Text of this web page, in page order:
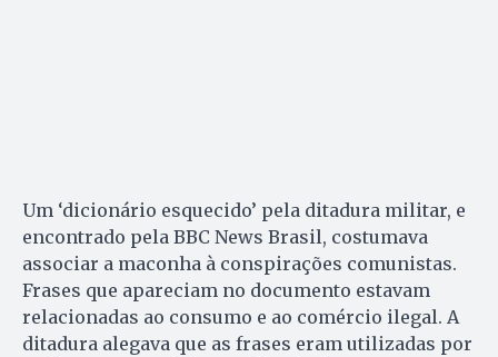
Um ‘dicionário esquecido’ pela ditadura militar, e
encontrado pela BBC News Brasil, costumava
associar a maconha à conspirações comunistas.
Frases que apareciam no documento estavam
relacionadas ao consumo e ao comércio ilegal. A
ditadura alegava que as frases eram utilizadas por